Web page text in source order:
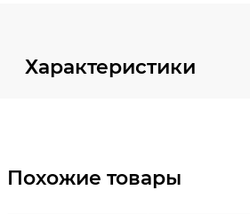
Характеристики
Похожие товары